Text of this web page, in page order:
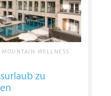
WELLNESS
zu